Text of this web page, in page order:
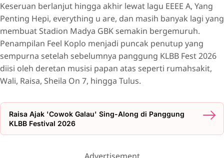
Keseruan berlanjut hingga akhir lewat lagu EEEE A, Yang
Penting Hepi, everything u are, dan masih banyak lagi yang
membuat Stadion Madya GBK semakin bergemuruh.
Penampilan Feel Koplo menjadi puncak penutup yang
sempurna setelah sebelumnya panggung KLBB Fest 2026
diisi oleh deretan musisi papan atas seperti rumahsakit,
Wali, Raisa, Sheila On 7, hingga Tulus.
Raisa Ajak 'Cowok Galau' Sing-Along di Panggung
KLBB Festival 2026